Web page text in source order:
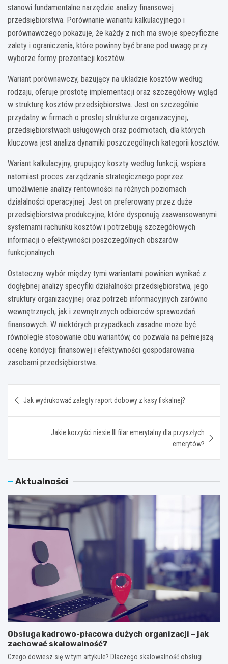
stanowi fundamentalne narzędzie analizy finansowej
przedsiębiorstwa. Porównanie wariantu kalkulacyjnego i
porównawczego pokazuje, że każdy z nich ma swoje specyficzne
zalety i ograniczenia, które powinny być brane pod uwagę przy
wyborze formy prezentacji kosztów.
Wariant porównawczy, bazujący na układzie kosztów według
rodzaju, oferuje prostotę implementacji oraz szczegółowy wgląd
w strukturę kosztów przedsiębiorstwa. Jest on szczególnie
przydatny w firmach o prostej strukturze organizacyjnej,
przedsiębiorstwach usługowych oraz podmiotach, dla których
kluczowa jest analiza dynamiki poszczególnych kategorii kosztów.
Wariant kalkulacyjny, grupujący koszty według funkcji, wspiera
natomiast proces zarządzania strategicznego poprzez
umożliwienie analizy rentowności na różnych poziomach
działalności operacyjnej. Jest on preferowany przez duże
przedsiębiorstwa produkcyjne, które dysponują zaawansowanymi
systemami rachunku kosztów i potrzebują szczegółowych
informacji o efektywności poszczególnych obszarów
funkcjonalnych.
Ostateczny wybór między tymi wariantami powinien wynikać z
dogłębnej analizy specyfiki działalności przedsiębiorstwa, jego
struktury organizacyjnej oraz potrzeb informacyjnych zarówno
wewnętrznych, jak i zewnętrznych odbiorców sprawozdań
finansowych. W niektórych przypadkach zasadne może być
równoległe stosowanie obu wariantów, co pozwala na pełniejszą
ocenę kondycji finansowej i efektywności gospodarowania
zasobami przedsiębiorstwa.
wpisu
Jak wydrukować zaległy raport dobowy z kasy fiskalnej?
Jakie korzyści niesie III filar emerytalny dla przyszłych
emerytów?
Aktualności
Obsługa kadrowo-płacowa dużych organizacji – jak
zachować skalowalność?
Czego dowiesz się w tym artykule? Dlaczego skalowalność obsługi